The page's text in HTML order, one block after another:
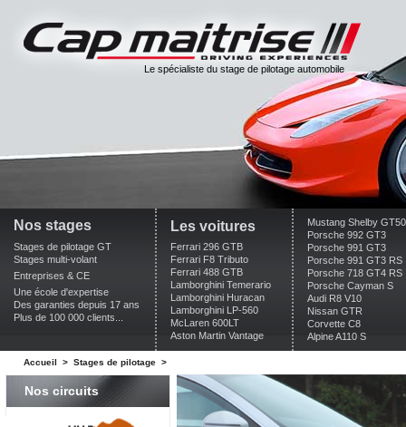
Le spécialiste du stage de pilotage automobile
Nos stages
Stages de pilotage GT
Stages multi-volant
Entreprises & CE
Une école d'expertise
Des garanties depuis 17 ans
Plus de 100 000 clients...
Les voitures
Ferrari 296 GTB
Ferrari F8 Tributo
Ferrari 488 GTB
Lamborghini Temerario
Lamborghini Huracan
Lamborghini LP-560
McLaren 600LT
Aston Martin Vantage
Mustang Shelby
Porsche 992 GT3
Porsche 991 GT3
Porsche 991 GT3 RS
Porsche 718 GT4 RS
Porsche Cayman S
Audi R8 V10
Nissan GTR
Corvette C8
Alpine A110 S
Accueil > Stages de pilotage >
Nos circuits